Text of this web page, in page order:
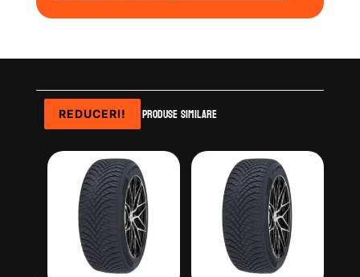
Produse similare
REDUCERI!
REDUCERI!
REDUCERI!